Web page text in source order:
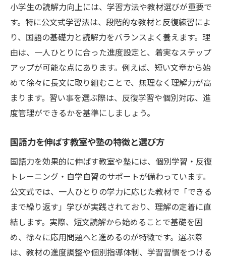
小学生の読解力向上には、学習方法や教材選びが重要で
す。特に公文式学習法は、段階的な教材と反復練習によ
り、国語の基礎力と読解力をバランスよく養えます。理
由は、一人ひとりに合った進度設定と、着実なステップ
アップが可能な点にあります。例えば、短い文章から始
めて徐々に長文に取り組むことで、無理なく理解力が高
まります。習い事を選ぶ際は、反復学習や個別対応、進
度管理ができるかを基準にしましょう。
国語力を伸ばす教室や塾の特徴と選び方
国語力を効果的に伸ばす教室や塾には、個別学習・反復
トレーニング・自学自習のサポートが備わっています。
公文式では、一人ひとりの学力に応じた教材で「できる
まで繰り返す」学びが実践されており、理解の定着に直
結します。実際、短文読解から始めることで基礎を固
め、徐々に応用問題へと進めるのが特徴です。選ぶ際
は、教材の進度調整や個別指導体制、学習習慣をつける